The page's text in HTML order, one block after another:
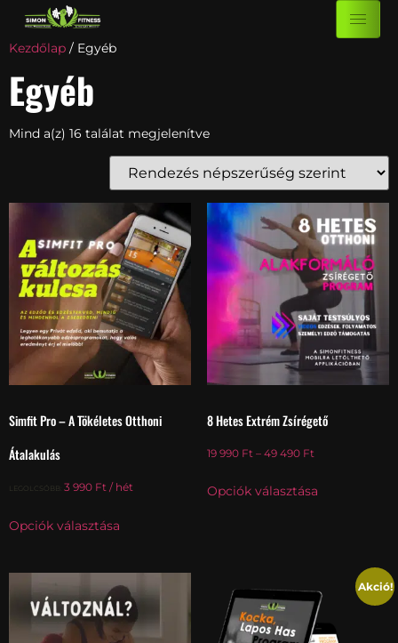
Kezdőlap / Egyéb
Egyéb
Mind a(z) 16 találat megjelenítve
Simfit Pro – A Tökéletes Otthoni
Átalakulás
LEGOLCSÓBB: 3 990 Ft / hét
Opciók választása
8 Hetes Extrém Zsírégető
19 990 Ft – 49 490 Ft
Opciók választása
Akció!